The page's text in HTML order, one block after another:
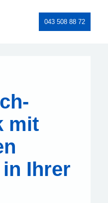
043 508 88 72
mit
Ihrer